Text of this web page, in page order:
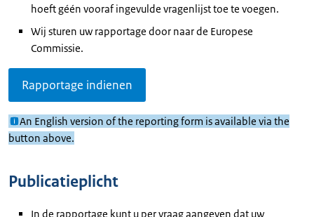
hoeft géén vooraf ingevulde vragenlijst toe te voegen.
Wij sturen uw rapportage door naar de Europese
Commissie.
Rapportage indienen
An English version of the reporting form is available via the
button above.
Publicatieplicht
In de rapportage kunt u per vraag aangeven dat uw